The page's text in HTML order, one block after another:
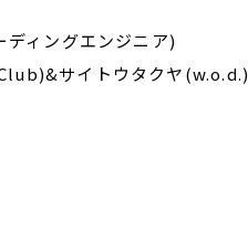
ングエンジニア)
サイトウタクヤ(w.o.d.)